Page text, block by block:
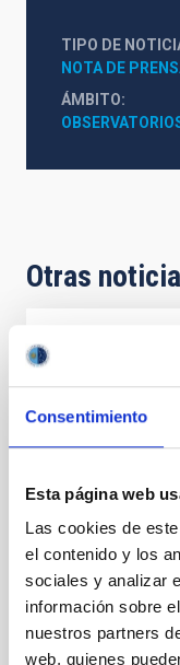
Consentimiento
Esta página web
Las cookies de
el contenido y los
sociales y analizar
información sobre
nuestros partners
web, quienes
TIPO DE
NOTA DE
ÁMBITO
Otras
Del estudio
una técnica
«escuchar»
de la astrofísica,
música ha
«escuchar» la
Publicado en
presenta la
aplicada a